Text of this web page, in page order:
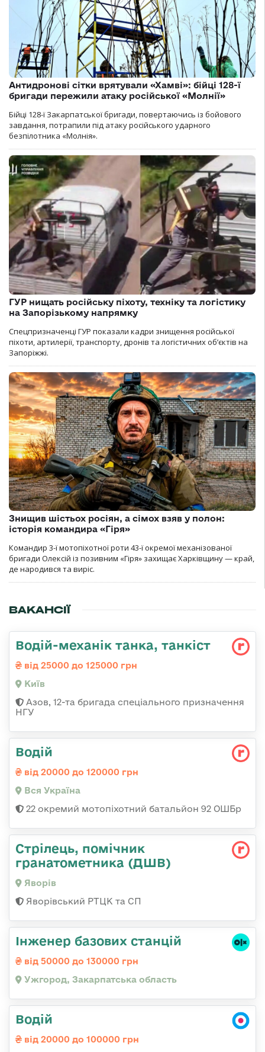
Антидронові сітки врятували «Хамві»: бійці 128-ї
бригади пережили атаку російської «Молнії»
Бійці 128-ї Закарпатської бригади, повертаючись із бойового
завдання, потрапили під атаку російського ударного
безпілотника «Молнія».
ГУР нищать російську піхоту, техніку та логістику
на Запорізькому напрямку
Спецпризначенці ГУР показали кадри знищення російської
піхоти, артилерії, транспорту, дронів та логістичних об’єктів на
Запоріжжі.
Знищив шістьох росіян, а сімох взяв у полон:
історія командира «Гіря»
Командир 3-ї мотопіхотної роти 43-ї окремої механізованої
бригади Олексій із позивним «Гіря» захищає Харківщину — край,
де народився та виріс.
ВАКАНСІЇ
Водій-механік танка, танкіст
від 25000 до 125000 грн
Київ
Азов, 12-та бригада спеціального призначення
НГУ
Водій
від 20000 до 120000 грн
Вся Україна
22 окремий мотопіхотний батальйон 92 ОШБр
Стрілець, помічник
гранатометника (ДШВ)
Яворів
Яворівський РТЦК та СП
Інженер базових станцій
від 50000 до 130000 грн
Ужгород, Закарпатська область
Водій
від 20000 до 100000 грн